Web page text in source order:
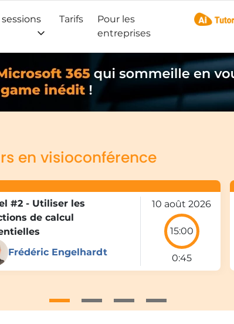
sessions Tarifs
Pour les
entreprises
AI Tutor
en visioconférence
#2 - Utiliser les
de calcul
Frédéric Engelhardt
10 août 2026
15:00
0:45